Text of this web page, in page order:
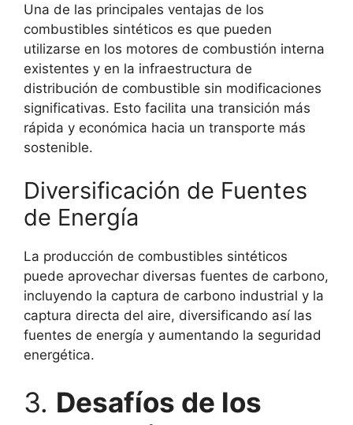
Una de las principales ventajas de los
combustibles sintéticos es que pueden
utilizarse en los motores de combustión interna
existentes y en la infraestructura de
distribución de combustible sin modificaciones
significativas. Esto facilita una transición más
rápida y económica hacia un transporte más
sostenible.
Diversificación de Fuentes
de Energía
La producción de combustibles sintéticos
puede aprovechar diversas fuentes de carbono,
incluyendo la captura de carbono industrial y la
captura directa del aire, diversificando así las
fuentes de energía y aumentando la seguridad
energética.
3. Desafíos de los